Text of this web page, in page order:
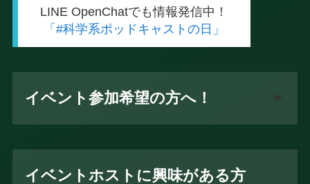
LINE OpenChatでも情報発信中！
「#科学系ポッドキャストの日」
イベント参加希望の方へ！
イベントホストに興味がある方